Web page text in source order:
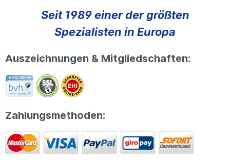
Seit 1989 einer der größten
Spezialisten in Europa
Auszeichnungen & Mitgliedschaften:
Zahlungsmethoden: